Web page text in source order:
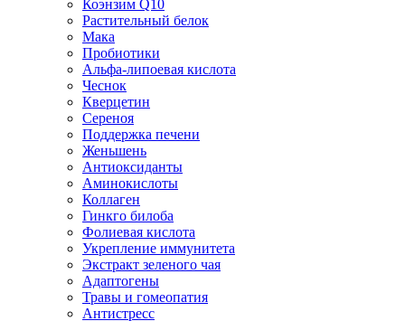
Коэнзим Q10
Растительный белок
Мака
Пробиотики
Альфа-липоевая кислота
Чеснок
Кверцетин
Сереноя
Поддержка печени
Женьшень
Антиоксиданты
Аминокислоты
Коллаген
Гинкго билоба
Фолиевая кислота
Укрепление иммунитета
Экстракт зеленого чая
Адаптогены
Травы и гомеопатия
Антистресс